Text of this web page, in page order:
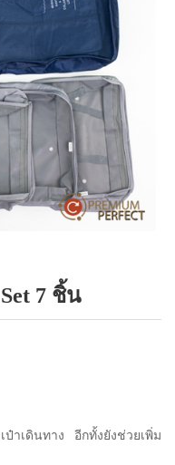
7 ชิ้น
าเดินทาง อีกทั้งยังช่วยเพิ่ม